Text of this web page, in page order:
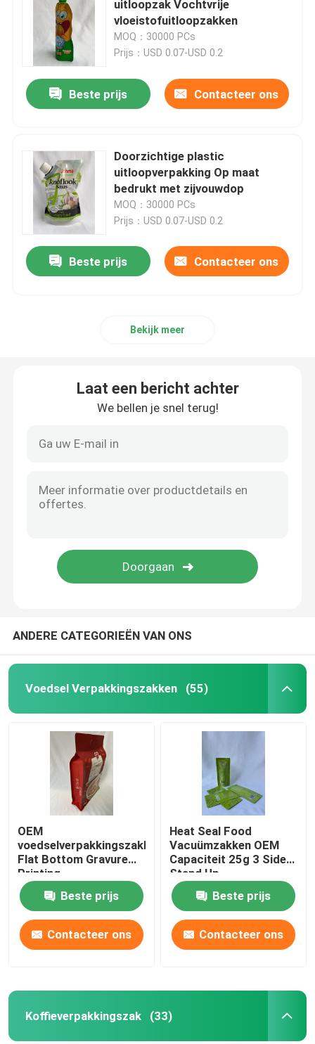
Vloeibare Detergent Zak
mylar verpakkende zak
Rice Packaging Bag
Verpakkende Etiketstickers
uitloopzak Vochtvrije
vloeistofuitloopzakken
MOQ：30000 PCs
Prijs：USD 0.07-USD 0.2
Beste prijs Contacteer ons
Doorzichtige plastic
uitloopverpakking Op maat
bedrukt met zijvouwdop
MOQ：30000 PCs
Prijs：USD 0.07-USD 0.2
Beste prijs Contacteer ons
Bekijk meer
Laat een bericht achter
We bellen je snel terug!
ANDERE CATEGORIEËN VAN ONS
Voedsel Verpakkingszakken (55)
OEM
voedselverpakkingszakken
Flat Bottom Gravure
Printing
Cashewnootverpakkingszak
Beste prijs
Contacteer ons
Heat Seal Food
Vacuümzakken OEM
Capaciteit 25g 3 Side
Stand Up
Beste prijs
Contacteer ons
Koffieverpakkingszak (33)